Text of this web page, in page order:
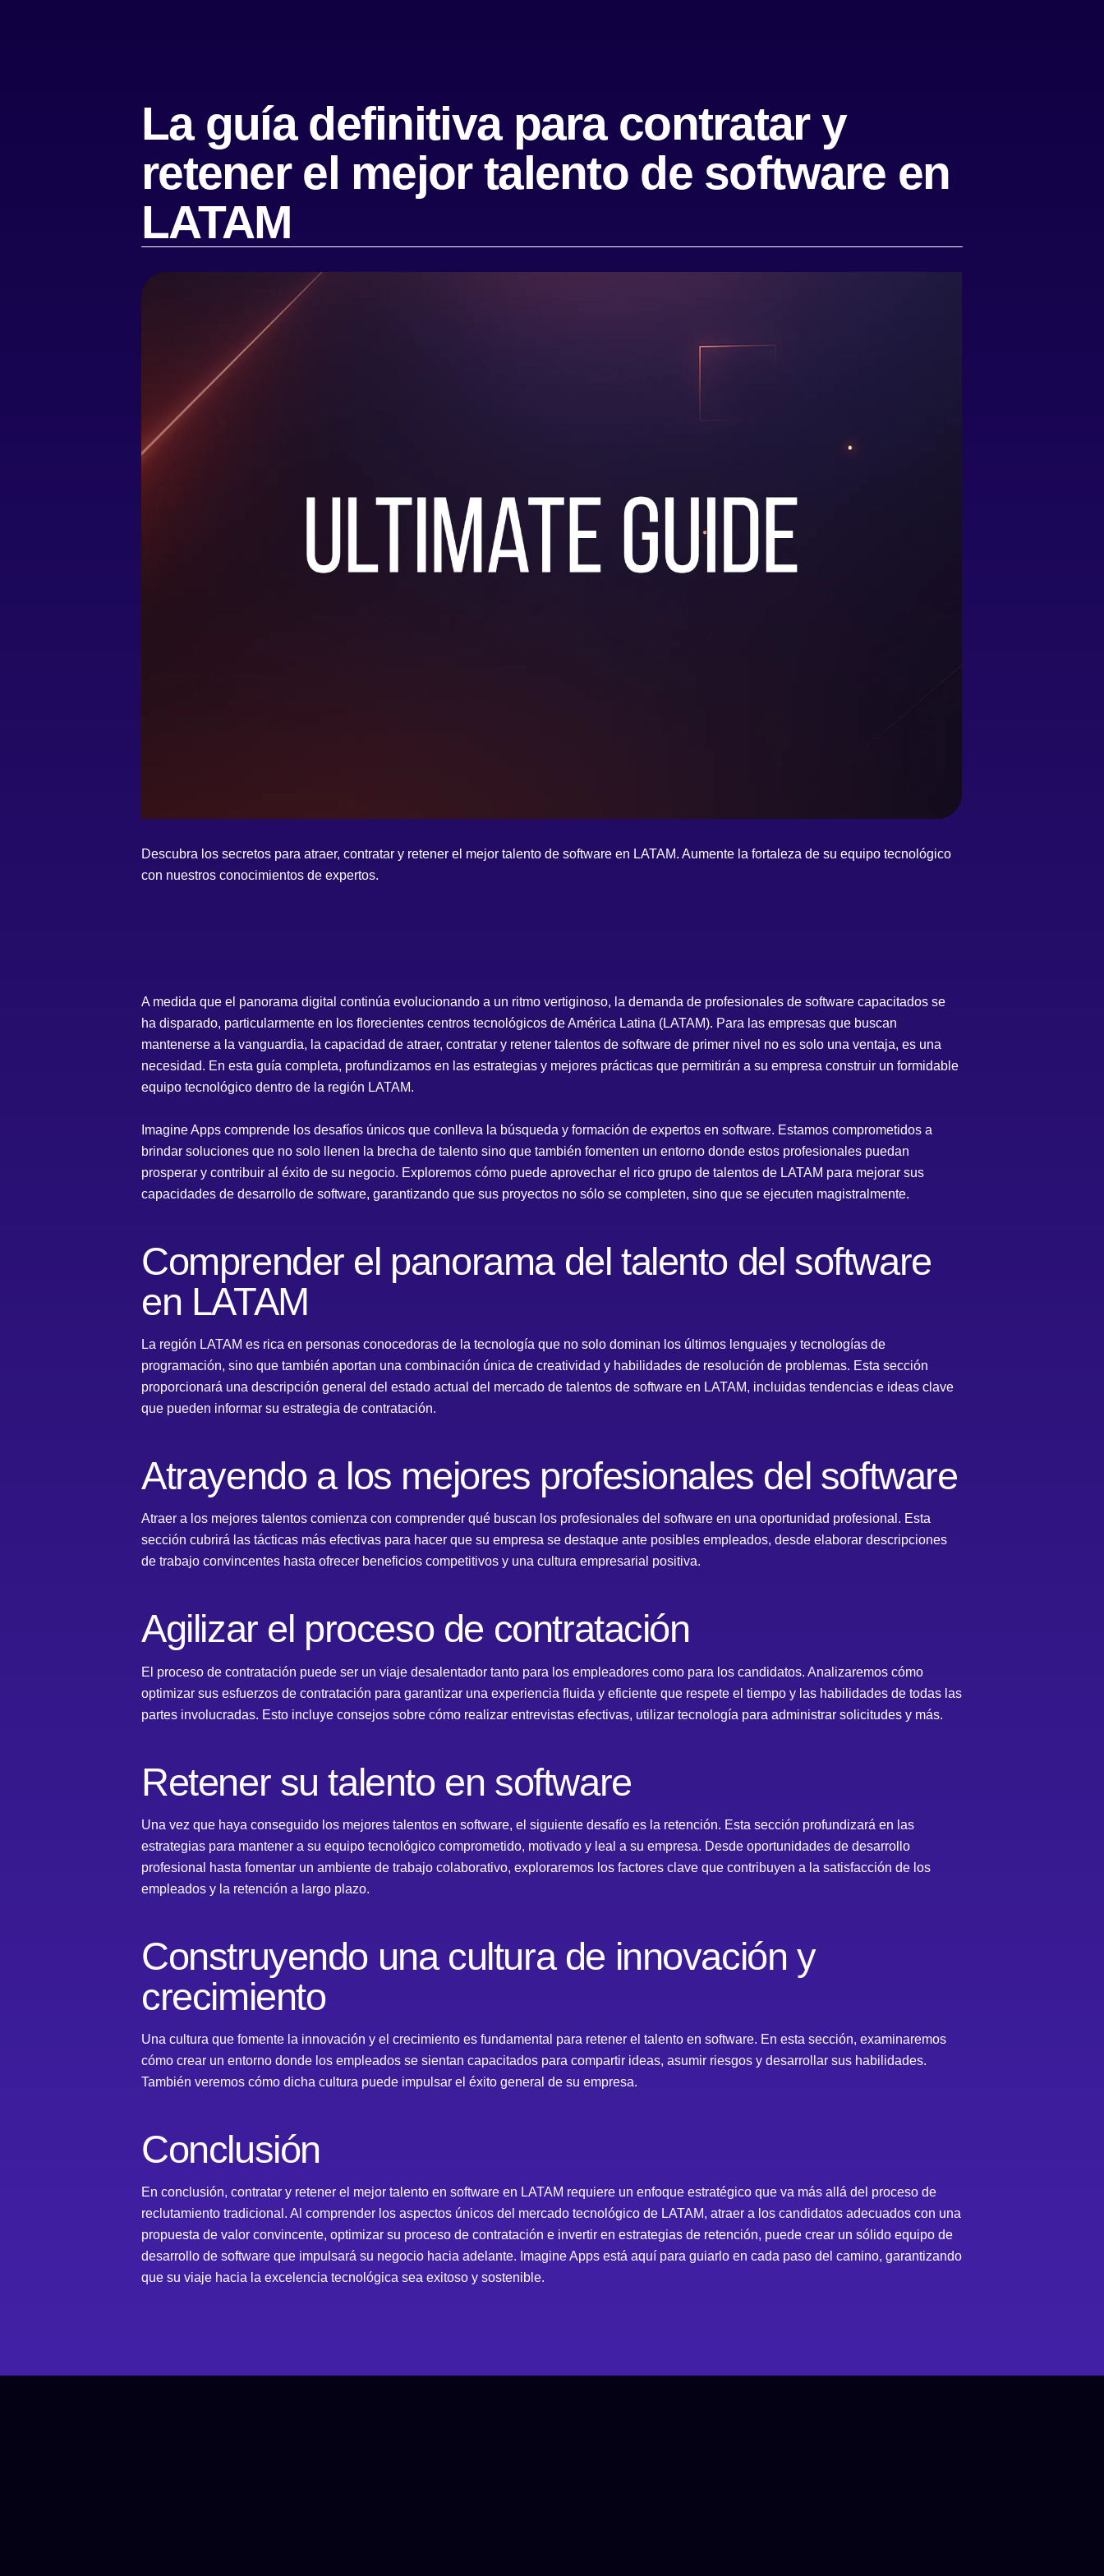
La guía definitiva para contratar y
retener el mejor talento de software en
LATAM
Descubra los secretos para atraer, contratar y retener el mejor talento de software en LATAM. Aumente la fortaleza de su equipo tecnológico
con nuestros conocimientos de expertos.
A medida que el panorama digital continúa evolucionando a un ritmo vertiginoso, la demanda de profesionales de software capacitados se
ha disparado, particularmente en los florecientes centros tecnológicos de América Latina (LATAM). Para las empresas que buscan
mantenerse a la vanguardia, la capacidad de atraer, contratar y retener talentos de software de primer nivel no es solo una ventaja, es una
necesidad. En esta guía completa, profundizamos en las estrategias y mejores prácticas que permitirán a su empresa construir un formidable
equipo tecnológico dentro de la región LATAM.
Imagine Apps comprende los desafíos únicos que conlleva la búsqueda y formación de expertos en software. Estamos comprometidos a
brindar soluciones que no solo llenen la brecha de talento sino que también fomenten un entorno donde estos profesionales puedan
prosperar y contribuir al éxito de su negocio. Exploremos cómo puede aprovechar el rico grupo de talentos de LATAM para mejorar sus
capacidades de desarrollo de software, garantizando que sus proyectos no sólo se completen, sino que se ejecuten magistralmente.
Comprender el panorama del talento del software
en LATAM
La región LATAM es rica en personas conocedoras de la tecnología que no solo dominan los últimos lenguajes y tecnologías de
programación, sino que también aportan una combinación única de creatividad y habilidades de resolución de problemas. Esta sección
proporcionará una descripción general del estado actual del mercado de talentos de software en LATAM, incluidas tendencias e ideas clave
que pueden informar su estrategia de contratación.
Atrayendo a los mejores profesionales del software
Atraer a los mejores talentos comienza con comprender qué buscan los profesionales del software en una oportunidad profesional. Esta
sección cubrirá las tácticas más efectivas para hacer que su empresa se destaque ante posibles empleados, desde elaborar descripciones
de trabajo convincentes hasta ofrecer beneficios competitivos y una cultura empresarial positiva.
Agilizar el proceso de contratación
El proceso de contratación puede ser un viaje desalentador tanto para los empleadores como para los candidatos. Analizaremos cómo
optimizar sus esfuerzos de contratación para garantizar una experiencia fluida y eficiente que respete el tiempo y las habilidades de todas las
partes involucradas. Esto incluye consejos sobre cómo realizar entrevistas efectivas, utilizar tecnología para administrar solicitudes y más.
Retener su talento en software
Una vez que haya conseguido los mejores talentos en software, el siguiente desafío es la retención. Esta sección profundizará en las
estrategias para mantener a su equipo tecnológico comprometido, motivado y leal a su empresa. Desde oportunidades de desarrollo
profesional hasta fomentar un ambiente de trabajo colaborativo, exploraremos los factores clave que contribuyen a la satisfacción de los
empleados y la retención a largo plazo.
Construyendo una cultura de innovación y
crecimiento
Una cultura que fomente la innovación y el crecimiento es fundamental para retener el talento en software. En esta sección, examinaremos
cómo crear un entorno donde los empleados se sientan capacitados para compartir ideas, asumir riesgos y desarrollar sus habilidades.
También veremos cómo dicha cultura puede impulsar el éxito general de su empresa.
Conclusión
En conclusión, contratar y retener el mejor talento en software en LATAM requiere un enfoque estratégico que va más allá del proceso de
reclutamiento tradicional. Al comprender los aspectos únicos del mercado tecnológico de LATAM, atraer a los candidatos adecuados con una
propuesta de valor convincente, optimizar su proceso de contratación e invertir en estrategias de retención, puede crear un sólido equipo de
desarrollo de software que impulsará su negocio hacia adelante. Imagine Apps está aquí para guiarlo en cada paso del camino, garantizando
que su viaje hacia la excelencia tecnológica sea exitoso y sostenible.